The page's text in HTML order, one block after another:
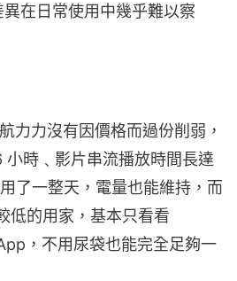
在日常使用中幾乎難以察
力力沒有因價格而過份削弱，
時﹑影片串流播放時間長達
了一整天，電量也能維持，而
低的用家，基本只看看
，不用尿袋也能完全足夠一